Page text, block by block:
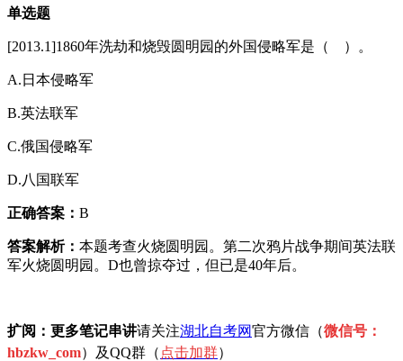
单选题
[2013.1]1860年洗劫和烧毁圆明园的外国侵略军是（ ）。
A.日本侵略军
B.英法联军
C.俄国侵略军
D.八国联军
正确答案： B
答案解析： 本题考查火烧圆明园。第二次鸦片战争期间英法联
军火烧圆明园。D也曾掠夺过，但已是40年后。
扩阅：更多笔记串讲请关注湖北自考网官方微信（微信号：
hbzkw_com）及QQ群（ 点击加群）